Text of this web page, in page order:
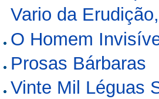
Vario da
O Homem
Prosas Bárbaras
Vinte Mil Léguas